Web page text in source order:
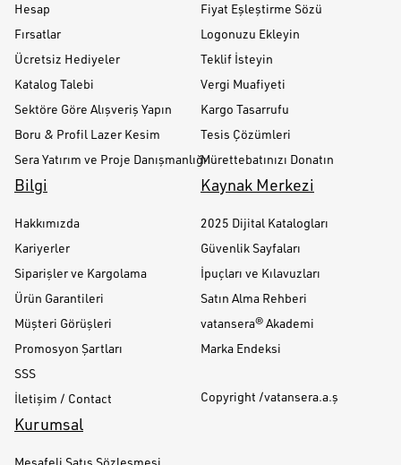
Hesap
Fırsatlar
Ücretsiz Hediyeler
Katalog Talebi
Sektöre Göre Alışveriş Yapın
Boru & Profil Lazer Kesim
Sera Yatırım ve Proje Danışmanlığı
Fiyat Eşleştirme Sözü
Logonuzu Ekleyin
Teklif İsteyin
Vergi Muafiyeti
Kargo Tasarrufu
Tesis Çözümleri
Mürettebatınızı Donatın
Bilgi
Hakkımızda
Kariyerler
Siparişler ve Kargolama
Ürün Garantileri
Müşteri Görüşleri
Promosyon Şartları
SSS
İletişim / Contact
Kaynak Merkezi
2025 Dijital Katalogları
Güvenlik Sayfaları
İpuçları ve Kılavuzları
Satın Alma Rehberi
vatansera® Akademi
Marka Endeksi
Copyright /vatansera.a.ş
Kurumsal
Mesafeli Satış Sözleşmesi